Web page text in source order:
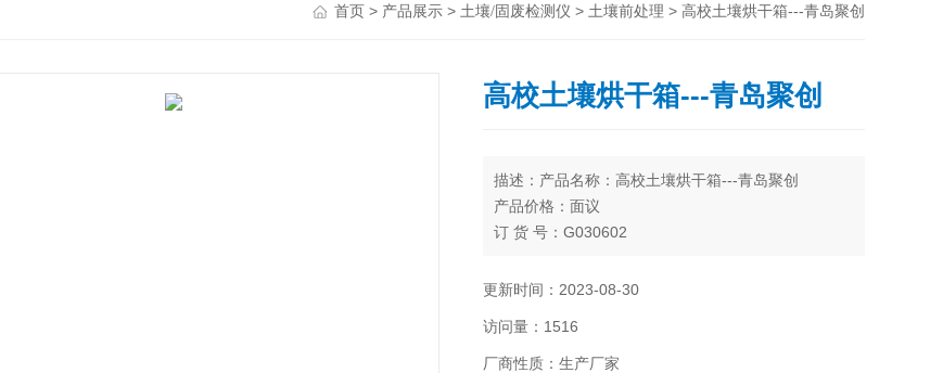
首页 > 产品展示 > 土壤/固废检测仪 > 土壤前处理 > 高校土壤烘干箱---青岛聚创
高校土壤烘干箱---青岛聚创
描述：产品名称：高校土壤烘干箱---青岛聚创
产品价格：面议
订 货 号：G030602
库存状况：按合同发货
更新时间：2023-08-30
访问量：1516
厂商性质：生产厂家